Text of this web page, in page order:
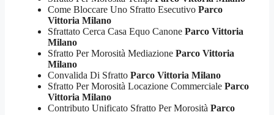
Come Bloccare Uno Sfratto Esecutivo Parco
Vittoria Milano
Sfrattato Cerca Casa Equo Canone Parco Vittoria
Milano
Sfratto Per Morosità Mediazione Parco Vittoria
Milano
Convalida Di Sfratto Parco Vittoria Milano
Sfratto Per Morosità Locazione Commerciale Parco
Vittoria Milano
Contributo Unificato Sfratto Per Morosità Parco